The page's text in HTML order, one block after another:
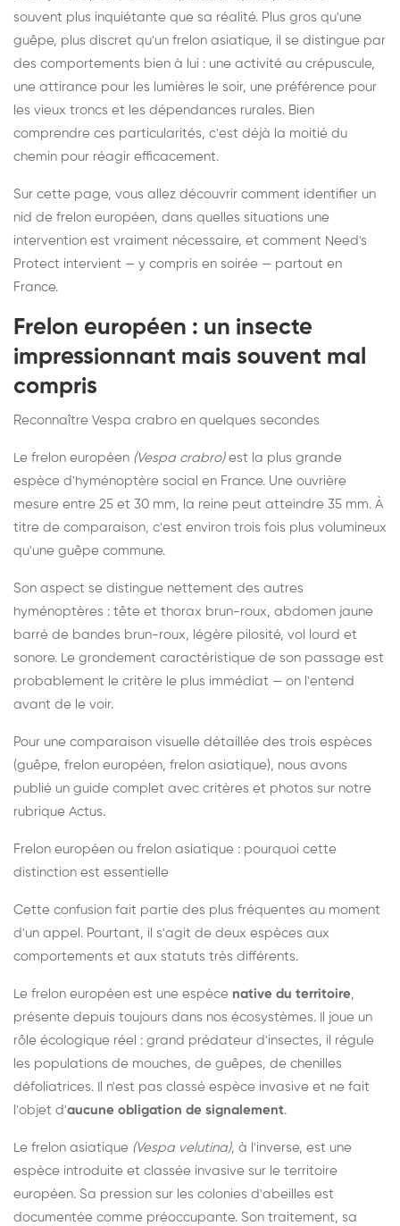
souvent plus inquiétante que sa réalité. Plus gros qu'une
guêpe, plus discret qu'un frelon asiatique, il se distingue par
des comportements bien à lui : une activité au crépuscule,
une attirance pour les lumières le soir, une préférence pour
les vieux troncs et les dépendances rurales. Bien
comprendre ces particularités, c'est déjà la moitié du
chemin pour réagir efficacement.
Sur cette page, vous allez découvrir comment identifier un
nid de frelon européen, dans quelles situations une
intervention est vraiment nécessaire, et comment Need's
Protect intervient — y compris en soirée — partout en
France.
Frelon européen : un insecte
impressionnant mais souvent mal
compris
Reconnaître Vespa crabro en quelques secondes
Le frelon européen (Vespa crabro)est la plus grande
espèce d'hyménoptère social en France. Une ouvrière
mesure entre 25 et 30 mm, la reine peut atteindre 35 mm. À
titre de comparaison, c'est environ trois fois plus volumineux
qu'une guêpe commune.
Son aspect se distingue nettement des autres
hyménoptères : tête et thorax brun-roux, abdomen jaune
barré de bandes brun-roux, légère pilosité, vol lourd et
sonore. Le grondement caractéristique de son passage est
probablement le critère le plus immédiat — on l'entend
avant de le voir.
Pour une comparaison visuelle détaillée des trois espèces
(guêpe, frelon européen, frelon asiatique), nous avons
publié un guide complet avec critères et photos sur notre
rubrique Actus.
Frelon européen ou frelon asiatique : pourquoi cette
distinction est essentielle
Cette confusion fait partie des plus fréquentes au moment
d'un appel. Pourtant, il s'agit de deux espèces aux
comportements et aux statuts très différents.
Le frelon européen est une espèce native du territoire,
présente depuis toujours dans nos écosystèmes. Il joue un
rôle écologique réel : grand prédateur d'insectes, il régule
les populations de mouches, de guêpes, de chenilles
défoliatrices. Il n'est pas classé espèce invasive et ne fait
l'objet d'aucune obligation de signalement.
Le frelon asiatique (Vespa velutina), à l'inverse, est une
espèce introduite et classée invasive sur le territoire
européen. Sa pression sur les colonies d'abeilles est
documentée comme préoccupante. Son traitement, sa